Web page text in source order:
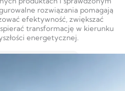
rozwiązania pomagają
efektywność, zwiększać
transformację w kierunku
energetycznej.